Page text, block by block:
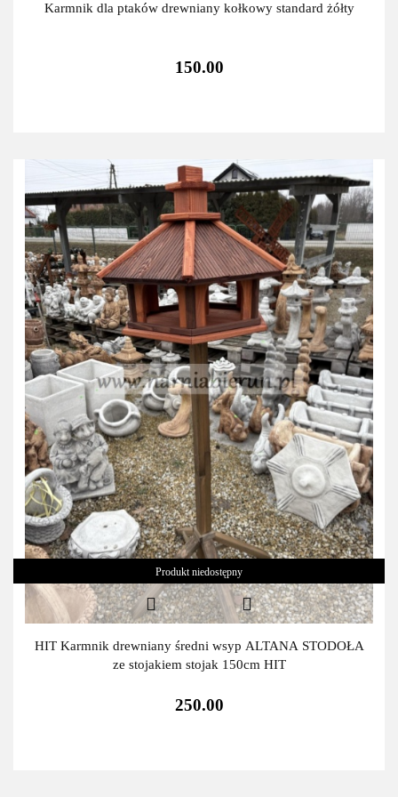
Karmnik dla ptaków drewniany kołkowy standard żółty
150.00
Produkt niedostępny
HIT Karmnik drewniany średni wsyp ALTANA STODOŁA
ze stojakiem stojak 150cm HIT
250.00